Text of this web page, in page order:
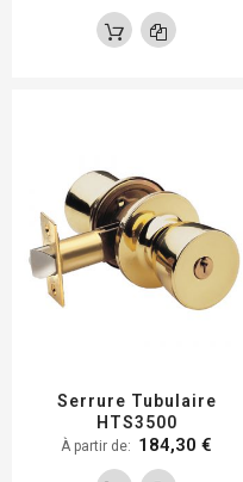
Serrure Tubulaire
HTS3500
À partir de 184,30 €